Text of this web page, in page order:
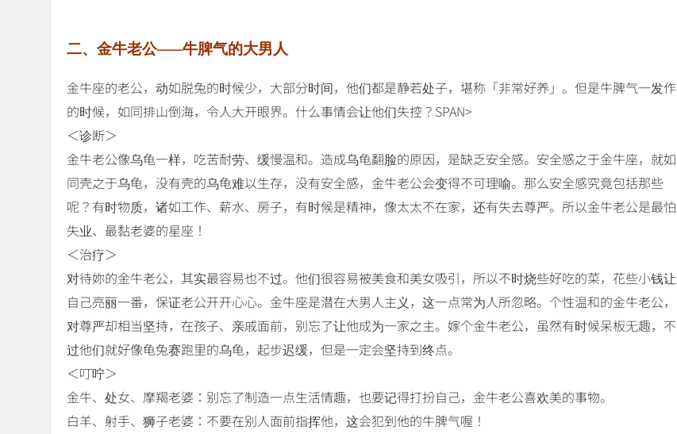
二、金牛老公——牛脾气的大男人
金牛座的老公，动如脱兔的时候少，大部分时间，他们都是静若处子，堪称「非常好养」。但是牛脾气一发作
的时候，如同排山倒海，令人大开眼界。什么事情会让他们失控？SPAN>
＜诊断＞
金牛老公像乌龟一样，吃苦耐劳、缓慢温和。造成乌龟翻脸的原因，是缺乏安全感。安全感之于金牛座，就如
同壳之于乌龟，没有壳的乌龟难以生存，没有安全感，金牛老公会变得不可理喻。那么安全感究竟包括那些
呢？有时物质，诸如工作、薪水、房子，有时候是精神，像太太不在家，还有失去尊严。所以金牛老公是最怕
失业、最黏老婆的星座！
＜治疗＞
对待妳的金牛老公，其实最容易也不过。他们很容易被美食和美女吸引，所以不时烧些好吃的菜，花些小钱让
自己亮丽一番，保证老公开开心心。金牛座是潜在大男人主义，这一点常为人所忽略。个性温和的金牛老公，
对尊严却相当坚持，在孩子、亲戚面前，别忘了让他成为一家之主。嫁个金牛老公，虽然有时候呆板无趣，不
过他们就好像龟兔赛跑里的乌龟，起步迟缓，但是一定会坚持到终点。
＜叮咛＞
金牛、处女、摩羯老婆：别忘了制造一点生活情趣，也要记得打扮自己，金牛老公喜欢美的事物。
白羊、射手、狮子老婆：不要在别人面前指挥他，这会犯到他的牛脾气喔！